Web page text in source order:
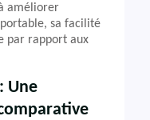
améliorer
portable, sa facilité
par rapport aux
Une